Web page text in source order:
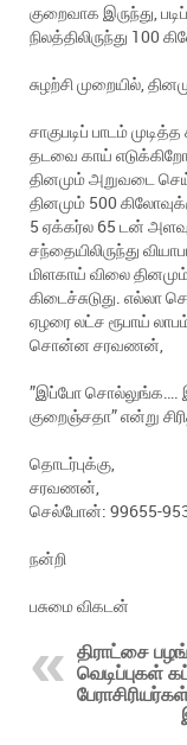
குறைவாக இருந்து,
நிலத்திலிருந்து 100
சுழற்சி முறையில்,
சாகுபடிப் பாடம்
தடவை காய்
தினமும் அறுவடை
தினமும் 500
5 ஏக்கர்ல 65 டன்
சந்தையிலிருந்து
மிளகாய் விலை
கிடைச்சுடுது. எல்லா
ஏழரை லட்ச ரூபாய்
சொன்ன சரவணன்,
”இப்போ சொல்லுங்க….
குறைஞ்சதா” என்று
தொடர்புக்கு,
சரவணன்,
செல்போன்: 99655-
நன்றி
பசுமை விகடன்
திராட்சை
வெடிப்புகள்